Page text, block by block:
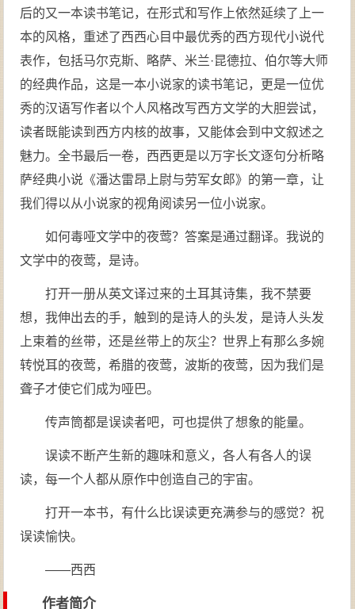
后的又一本读书笔记，在形式和写作上依然延续了上一
本的风格，重述了西西心目中最优秀的西方现代小说代
表作，包括马尔克斯、略萨、米兰·昆德拉、伯尔等大师
的经典作品，这是一本小说家的读书笔记，更是一位优
秀的汉语写作者以个人风格改写西方文学的大胆尝试，
读者既能读到西方内核的故事，又能体会到中文叙述之
魅力。全书最后一卷，西西更是以万字长文逐句分析略
萨经典小说《潘达雷昂上尉与劳军女郎》的第一章，让
我们得以从小说家的视角阅读另一位小说家。
如何毒哑文学中的夜莺？答案是通过翻译。我说的
文学中的夜莺，是诗。
打开一册从英文译过来的土耳其诗集，我不禁要
想，我伸出去的手，触到的是诗人的头发，是诗人头发
上束着的丝带，还是丝带上的灰尘？世界上有那么多婉
转悦耳的夜莺，希腊的夜莺，波斯的夜莺，因为我们是
聋子才使它们成为哑巴。
传声筒都是误读者吧，可也提供了想象的能量。
误读不断产生新的趣味和意义，各人有各人的误
读，每一个人都从原作中创造自己的宇宙。
打开一本书，有什么比误读更充满参与的感觉？祝
误读愉快。
——西西
作者简介